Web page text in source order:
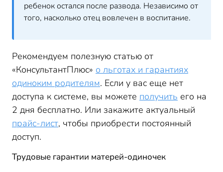
ребенок остался после развода. Независимо от
того, насколько отец вовлечен в воспитание.
Рекомендуем полезную статью от
«КонсультантПлюс» о льготах и гарантиях
одиноким родителям. Если у вас еще нет
доступа к системе, вы можете получить его на
2 дня бесплатно. Или закажите актуальный
прайс-лист, чтобы приобрести постоянный
доступ.
Трудовые гарантии матерей-одиночек